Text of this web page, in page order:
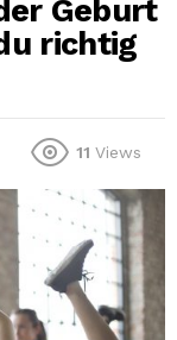
Geburt
richtig
11 Views